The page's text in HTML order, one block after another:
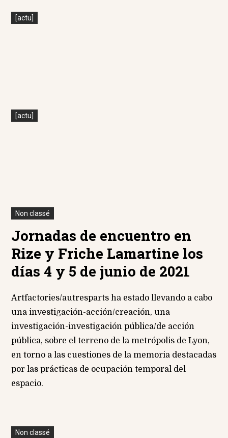
[actu]
[actu]
Non classé
Jornadas de encuentro en
Rize y Friche Lamartine los
días 4 y 5 de junio de 2021
Artfactories/autresparts ha estado llevando a cabo
una investigación-acción/creación, una
investigación-investigación pública/de acción
pública, sobre el terreno de la metrópolis de Lyon,
en torno a las cuestiones de la memoria destacadas
por las prácticas de ocupación temporal del
espacio.
Non classé